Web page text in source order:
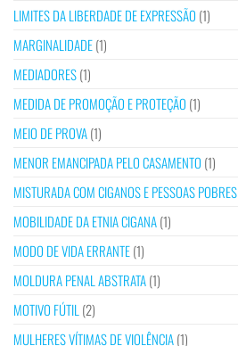
LIMITES DA LIBERDADE DE EXPRESSÃO (1)
MARGINALIDADE(1)
MEDIADORES(1)
MEDIDA DE PROMOÇÃO E PROTEÇÃO (1)
MEIO DE PROVA(1)
MENOR EMANCIPADA PELO CASAMENTO (1)
MISTURADA COM CIGANOS E PESSOAS POBRES
MOBILIDADE DA ETNIA CIGANA(1)
MODO DE VIDA ERRANTE(1)
MOLDURA PENAL ABSTRATA(1)
MOTIVO FÚTIL (2)
MULHERES VÍTIMAS DE VIOLÊNCIA(1)